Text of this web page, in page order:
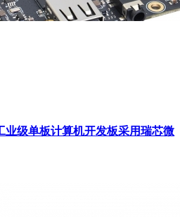
业级单板计算机开发板采用瑞芯微